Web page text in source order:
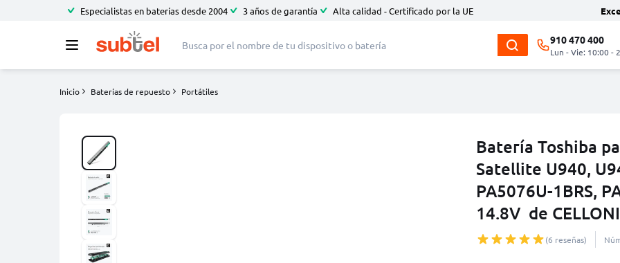
Especialistas en baterías desde 2004 3 años de garantía Alta calidad - Certificado por la UE
910 470 400
Lun - Vie: 10:00 -
Inicio Baterías de repuesto Portátiles
Batería Toshiba
Satellite U940,
PA5076U-1BRS,
14.8V de
(6 reseñas)